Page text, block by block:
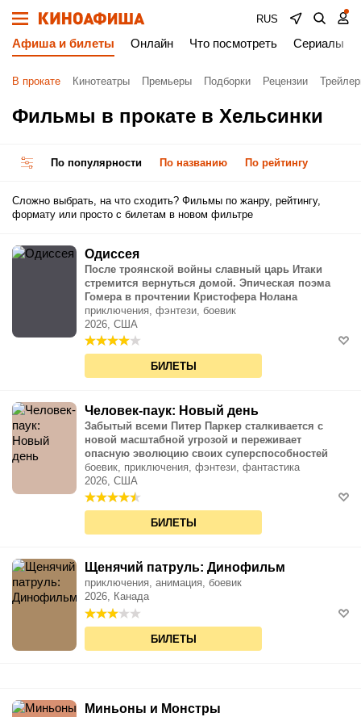
RUS
Афиша и билеты Онлайн Что посмотреть Сериалы
В прокате Кинотеатры Премьеры Подборки Рецензии
Фильмы в прокате в Хельсинки
По популярности По названию По рейтингу
Сложно выбрать, на что сходить? Фильмы по жанру, рейтингу,
формату или просто с билетам в новом фильтре
Одиссея
После троянской войны славный царь Итаки
стремится вернуться домой. Эпическая поэма
Гомера в прочтении Кристофера Нолана
приключения, фэнтези, боевик
2026, США
БИЛЕТЫ
Человек-паук: Новый день
Забытый всеми Питер Паркер сталкивается с
новой масштабной угрозой и переживает
опасную эволюцию своих суперспособностей
боевик, приключения, фэнтези, фантастика
2026, США
БИЛЕТЫ
Щенячий патруль: Динофильм
приключения, анимация, боевик
2026, Канада
БИЛЕТЫ
Миньоны и Монстры